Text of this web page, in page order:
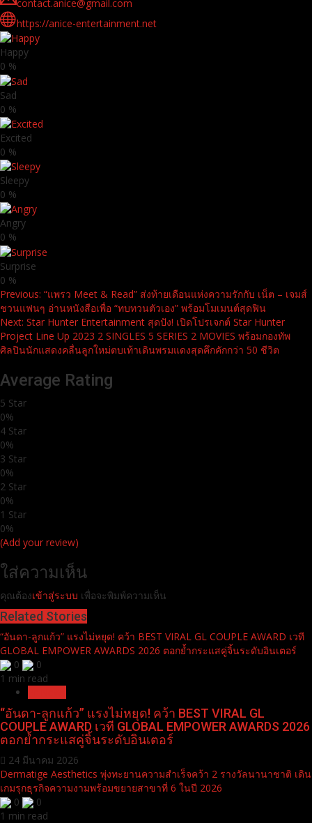
contact.anice@gmail.com
https://anice-entertainment.net
Happy
0 %
Sad
0 %
Excited
0 %
Sleepy
0 %
Angry
0 %
Surprise
0 %
Continue
Reading
Previous: “แพรว Meet & Read” ส่งท้ายเดือนแห่งความรักกับ เน็ต – เจมส์
ชวนแฟนๆ อ่านหนังสือเพื่อ “ทบทวนตัวเอง” พร้อมโมเมนต์สุดฟิน
Next: Star Hunter Entertainment สุดปัง! เปิดโปรเจกต์ Star Hunter
Project Line Up 2023 2 SINGLES 5 SERIES 2 MOVIES พร้อมกองทัพ
ศิลปินนักแสดงคลื่นลูกใหม่ตบเท้าเดินพรมแดงสุดคึกคักกว่า 50 ชีวิต
Average Rating
5 Star
0%
4 Star
0%
3 Star
0%
2 Star
0%
1 Star
0%
(Add your review)
ใส่ความเห็น
คุณต้องเข้าสู่ระบบ เพื่อจะพิมพ์ความเห็น
Related Stories
“อันดา-ลูกแก้ว” แรงไม่หยุด! คว้า BEST VIRAL GL COUPLE AWARD เวที
GLOBAL EMPOWER AWARDS 2026 ตอกย้ำกระแสคู่จิ้นระดับอินเตอร์
0
0
1 min read
“อันดา-ลูกแก้ว” แรงไม่หยุด! คว้า BEST VIRAL GL
COUPLE AWARD เวที GLOBAL EMPOWER AWARDS 2026
ตอกย้ำกระแสคู่จิ้นระดับอินเตอร์
24 มีนาคม 2026
Dermatige Aesthetics พุ่งทะยานความสำเร็จคว้า 2 รางวัลนานาชาติ เดิน
เกมรุกธุรกิจความงามพร้อมขยายสาขาที่ 6 ในปี 2026
0
0
1 min read